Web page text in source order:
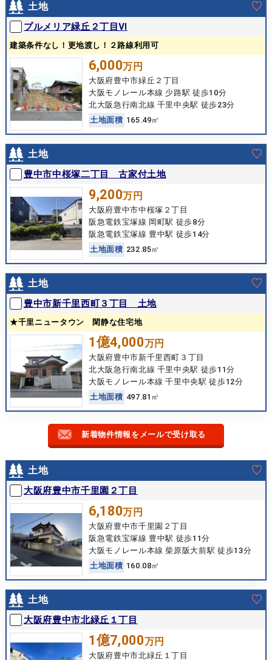
土地
プルメリア緑丘２丁目Ⅵ
建築条件なし！更地渡し！２路線利用可
6,000万円
大阪府豊中市緑丘２丁目
大阪モノレール本線 少路駅 徒歩10分
北大阪急行南北線 千里中央駅 徒歩23分
土地面積 165.49㎡
土地
豊中市中桜塚二丁目 古家付土地
9,200万円
大阪府豊中市中桜塚２丁目
阪急電鉄宝塚線 岡町駅 徒歩8分
阪急電鉄宝塚線 豊中駅 徒歩14分
土地面積 232.85㎡
土地
豊中市新千里西町３丁目 土地
★千里ニュータウン 閑静な住宅地
1億4,000万円
大阪府豊中市新千里西町３丁目
北大阪急行南北線 千里中央駅 徒歩11分
大阪モノレール本線 千里中央駅 徒歩12分
土地面積 497.81㎡
新着物件情報をメールで受け取る
土地
大阪府豊中市千里園２丁目
6,180万円
大阪府豊中市千里園２丁目
阪急電鉄宝塚線 豊中駅 徒歩11分
大阪モノレール本線 柴原阪大前駅 徒歩13分
土地面積 160.08㎡
土地
大阪府豊中市北緑丘１丁目
1億7,000万円
大阪府豊中市北緑丘１丁目